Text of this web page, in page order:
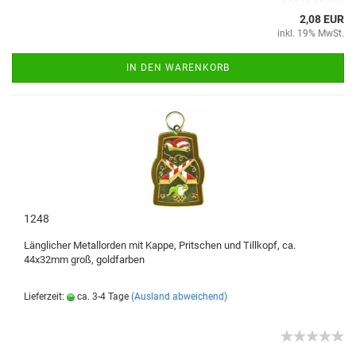
2,08 EUR
inkl. 19% MwSt.
IN DEN WARENKORB
1248
Länglicher Metallorden mit Kappe, Pritschen und Tillkopf, ca.
44x32mm groß, goldfarben
Lieferzeit: ca. 3-4 Tage (Ausland abweichend)